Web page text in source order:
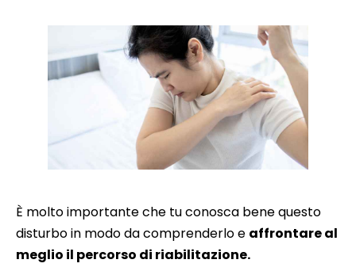
È molto importante che tu conosca bene questo
disturbo in modo da comprenderlo e affrontare al
meglio il percorso di riabilitazione.